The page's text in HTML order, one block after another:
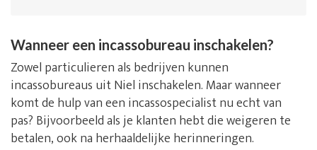
Wanneer een incassobureau inschakelen?
Zowel particulieren als bedrijven kunnen
incassobureaus uit Niel inschakelen. Maar wanneer
komt de hulp van een incassospecialist nu echt van
pas? Bijvoorbeeld als je klanten hebt die weigeren te
betalen, ook na herhaaldelijke herinneringen.